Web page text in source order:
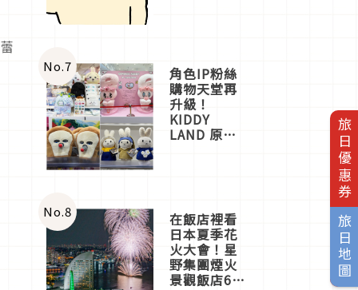
旅日優惠券
旅日地圖
一同給出了
答案
No.7 角色IP粉絲
購物天堂再
升級！
KIDDY
LAND 原宿
店3分即達
No.8 在飯店裡看
日本夏季花
火大會！星
野集團煙火
景觀飯店6